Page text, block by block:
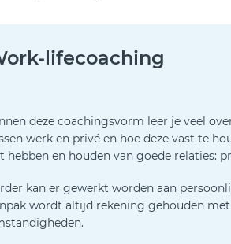
deze coachingsvorm leer je veel
werk en privé en hoe deze vast te
hebben en houden van goede relaties:
kan er gewerkt worden aan
wordt altijd rekening gehouden